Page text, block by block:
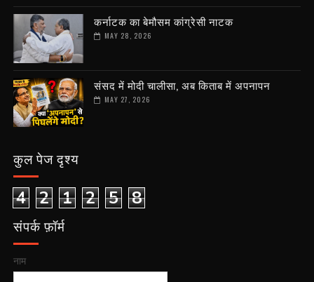
कर्नाटक का बेमौसम कांग्रेसी नाटक
MAY 28, 2026
संसद में मोदी चालीसा, अब किताब में अपनापन
MAY 27, 2026
कुल पेज दृश्य
4 2 1 2 5 8
संपर्क फ़ॉर्म
नाम